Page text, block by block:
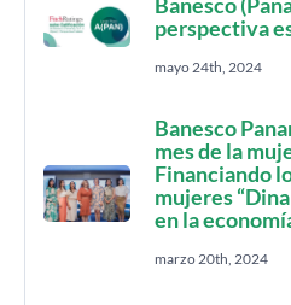
perspectiva
mayo 24th, 2024
Banesco
mes de la
Financiando
mujeres
en la
marzo 20th, 2024